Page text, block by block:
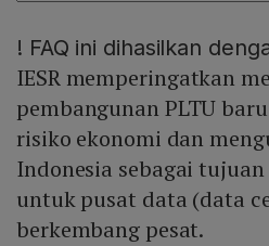
! FAQ ini dihasilkan
IESR memperingatkan
pembangunan PLTU
risiko ekonomi dan
Indonesia sebagai
untuk pusat data (data
berkembang pesat.